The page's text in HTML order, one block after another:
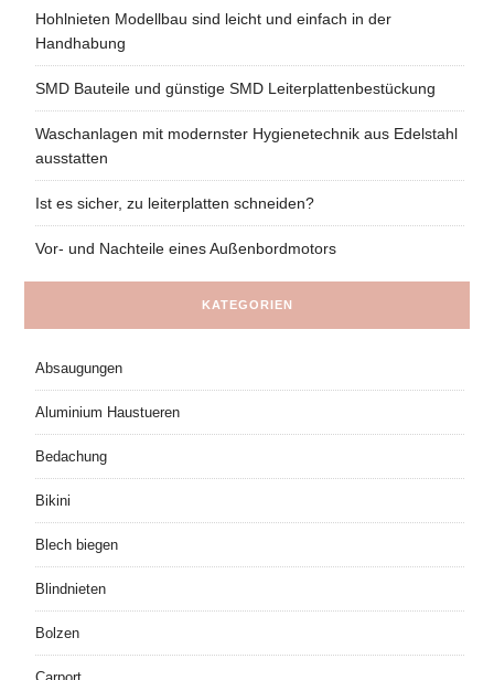
Hohlnieten Modellbau sind leicht und einfach in der
Handhabung
SMD Bauteile und günstige SMD Leiterplattenbestückung
Waschanlagen mit modernster Hygienetechnik aus Edelstahl
ausstatten
Ist es sicher, zu leiterplatten schneiden?
Vor- und Nachteile eines Außenbordmotors
KATEGORIEN
Absaugungen
Aluminium Haustueren
Bedachung
Bikini
Blech biegen
Blindnieten
Bolzen